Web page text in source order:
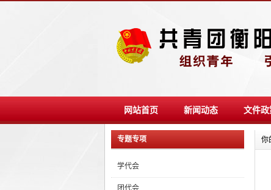
网站首页 新闻动态 文件政
专题专项
学代会
团代会
你